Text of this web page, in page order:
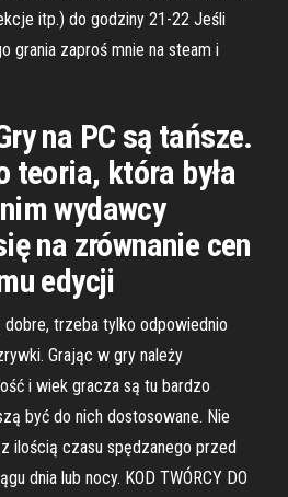
itp.) do godziny 21-22 Jeśli
grania zaproś mnie na steam i
na PC są tańsze.
teoria, która była
wydawcy
na zrównanie cen
edycji
dobre, trzeba tylko odpowiednio
Grając w gry należy
i wiek gracza są tu bardzo
być do nich dostosowane. Nie
ilością czasu spędzanego przed
dnia lub nocy. KOD TWÓRCY DO